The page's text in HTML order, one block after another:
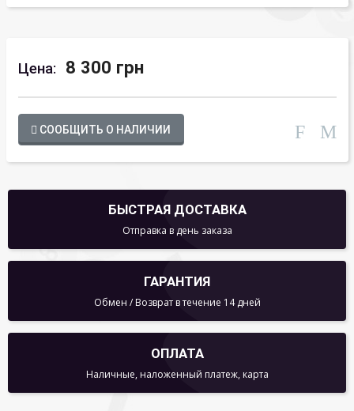
Цена: 8 300 грн
СООБЩИТЬ О НАЛИЧИИ
БЫСТРАЯ ДОСТАВКА
Отправка в день заказа
ГАРАНТИЯ
Обмен / Возврат в течение 14 дней
ОПЛАТА
Наличные, наложенный платеж, карта